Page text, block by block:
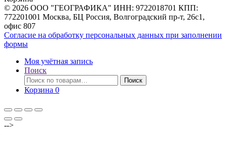
© 2026 ООО "ГЕОГРАФИКА" ИНН: 9722018701 КПП:
772201001 Москва, БЦ Россия, Волгоградский пр-т, 26с1,
офис 807
Согласие на обработку персональных данных при заполнении
формы
Моя учётная запись
Поиск
Искать:
Поиск
Корзина 0
-->